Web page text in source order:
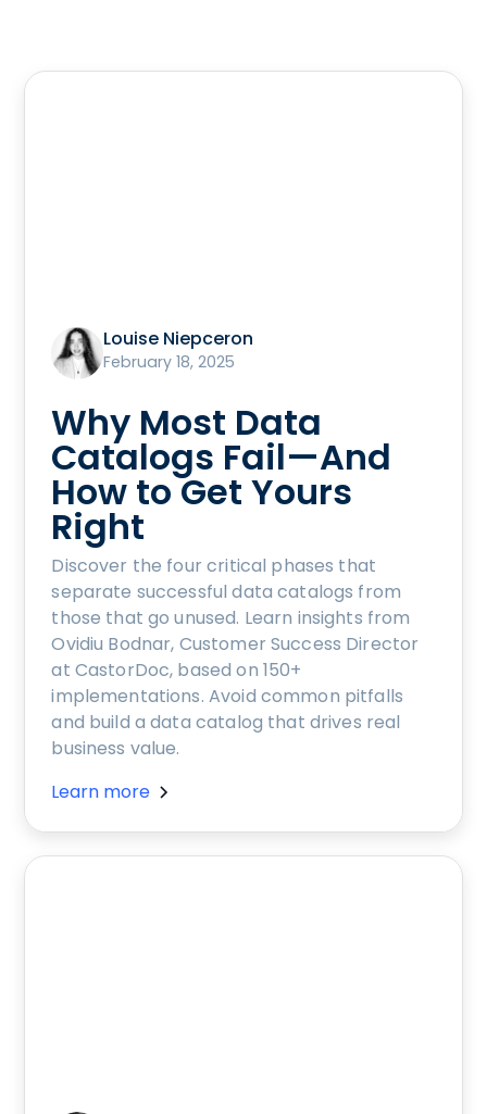
Louise Niepceron
February 18, 2025
Why Most Data
Catalogs Fail—And
How to Get Yours
Right
Discover the four critical phases that
separate successful data catalogs from
those that go unused. Learn insights from
Ovidiu Bodnar, Customer Success Director
at CastorDoc, based on 150+
implementations. Avoid common pitfalls
and build a data catalog that drives real
business value.
Learn more